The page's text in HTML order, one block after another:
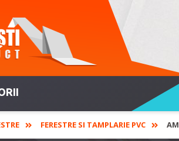
FERESTRE SI TAMPLARIE PVC